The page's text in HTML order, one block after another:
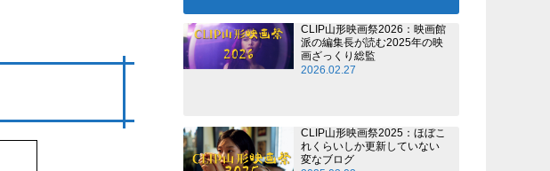
CLIP山形映画祭2026：映画館
派の編集長が読む2025年の映
画ざっくり総監
2026.02.27
CLIP山形映画祭2025：ほぼこ
れくらいしか更新していない
変なブログ